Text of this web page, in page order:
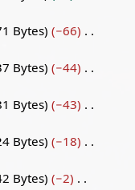
Bytes
−66
Bytes
−44
Bytes
−43
Bytes
−18
Bytes
−2